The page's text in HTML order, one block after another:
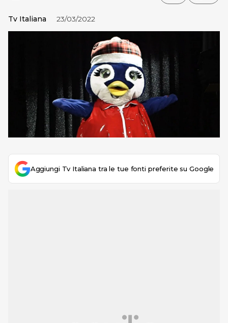
Tv Italiana 23/03/2022
Aggiungi Tv Italiana tra le tue fonti preferite su Google